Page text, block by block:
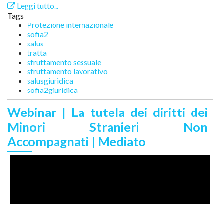
Leggi tutto...
Tags
Protezione internazionale
sofia2
salus
tratta
sfruttamento sessuale
sfruttamento lavorativo
salusgiuridica
sofia2giuridica
Webinar | La tutela dei diritti dei
Minori Stranieri Non
Accompagnati | Mediato